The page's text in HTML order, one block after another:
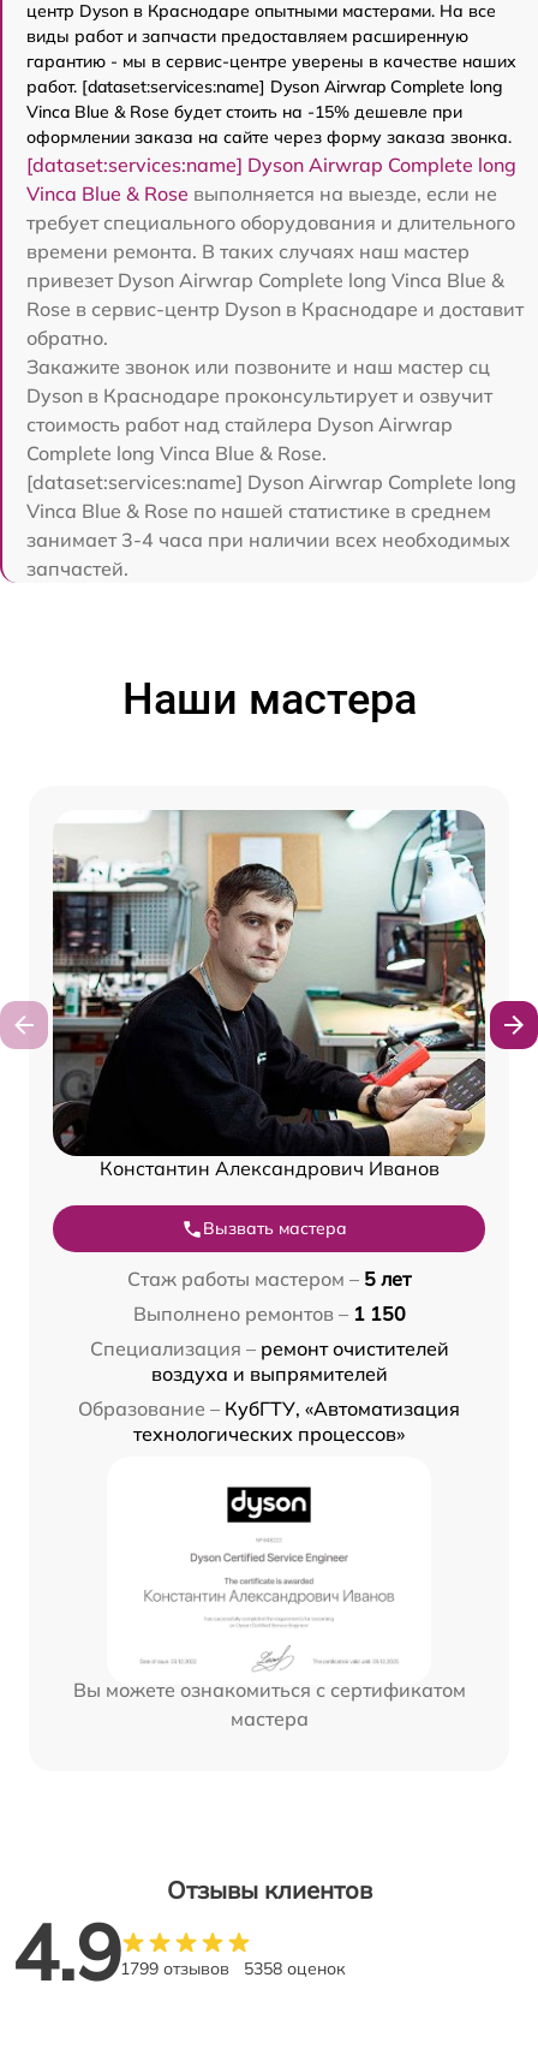
центр Dyson в Краснодаре опытными мастерами. На все
виды работ и запчасти предоставляем расширенную
гарантию - мы в сервис-центре уверены в качестве наших
работ. [dataset:services:name] Dyson Airwrap Complete long
Vinca Blue & Rose будет стоить на -15% дешевле при
оформлении заказа на сайте через форму заказа звонка.
[dataset:services:name] Dyson Airwrap Complete long
Vinca Blue & Rose выполняется на выезде, если не
требует специального оборудования и длительного
времени ремонта. В таких случаях наш мастер
привезет Dyson Airwrap Complete long Vinca Blue &
Rose в сервис-центр Dyson в Краснодаре и доставит
обратно.
Закажите звонок или позвоните и наш мастер сц
Dyson в Краснодаре проконсультирует и озвучит
стоимость работ над стайлера Dyson Airwrap
Complete long Vinca Blue & Rose.
[dataset:services:name] Dyson Airwrap Complete long
Vinca Blue & Rose по нашей статистике в среднем
занимает 3-4 часа при наличии всех необходимых
запчастей.
Наши мастера
Константин Александрович Иванов
Вызвать мастера
Стаж работы мастером – 5 лет
Выполнено ремонтов – 1 150
Специализация – ремонт очистителей
воздуха и выпрямителей
Образование – КубГТУ, «Автоматизация
технологических процессов»
Вы можете ознакомиться с сертификатом
мастера
Отзывы клиентов
4.91799 отзывов 5358 оценок